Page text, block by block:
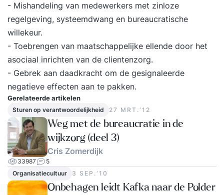
gekozen cursusdatum ga je één op één aan de
slag met onze trainer, die je alle aspecten van de
software laat zien in praktijkgerichte oefeningen.
Wij stellen een computer met de software tot je
beschikking. 4: StudyFlix Na de cursus Lightroom
CC krijg je toegang tot ons online
cursusplatform, waar je terug kan blikken op de
cursus of aan de slag kunt gaan met gevorderde
stof, certificaten kan verdienen & meer
- Mishandeling van medewerkers met zinloze
regelgeving, systeemdwang en bureaucratische
willekeur.
- Toebrengen van maatschappelijke ellende door het
asociaal inrichten van de clientenzorg.
- Gebrek aan daadkracht om de gesignaleerde
negatieve effecten aan te pakken.
Gerelateerde artikelen
Sturen op verantwoordelijkheid 27 MRT.‘12
Weg met de bureaucratie in de
wijkzorg (deel 3)
Cris Zomerdijk
33987
5
Organisatiecultuur
3 SEP.‘10
Onbehagen leidt Kafka naar de Polder